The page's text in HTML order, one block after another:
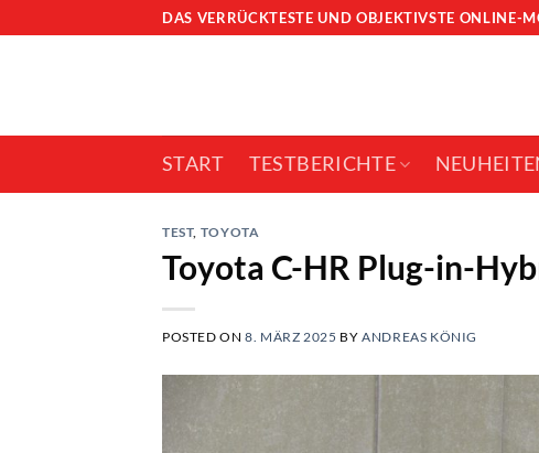
DAS VERRÜCKTESTE UND OBJEKTIVSTE ONLINE-
START TESTBERICHTE
TEST, TOYOTA
Toyota C-HR Plug-in-
POSTED ON8. MÄRZ 2025 BYANDREAS KÖNIG